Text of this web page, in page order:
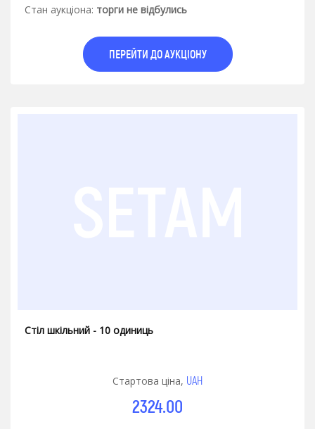
Стан аукцiона: торги не відбулись
ПЕРЕЙТИ ДО АУКЦІОНУ
Стіл шкільний - 10 одиниць
Стартова ціна, UAH
2324.00